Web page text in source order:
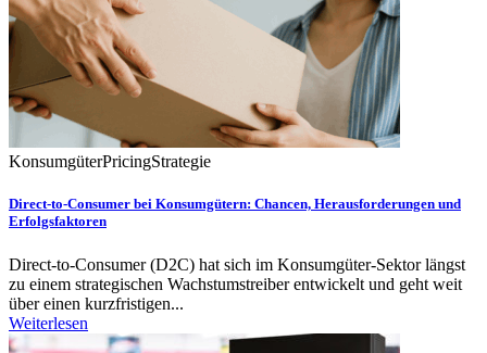
KonsumgüterPricingStrategie
Direct-to-Consumer bei Konsumgütern: Chancen, Herausforderungen und
Erfolgsfaktoren
Direct-to-Consumer (D2C) hat sich im Konsumgüter-Sektor längst
zu einem strategischen Wachstumstreiber entwickelt und geht weit
über einen kurzfristigen...
Weiterlesen